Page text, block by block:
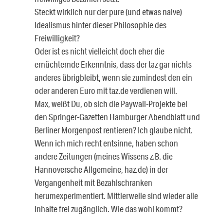
Steckt wirklich nur der pure (und etwas naive)
Idealismus hinter dieser Philosophie des
Freiwilligkeit?
Oder ist es nicht vielleicht doch eher die
ernüchternde Erkenntnis, dass der taz gar nichts
anderes übrigbleibt, wenn sie zumindest den ein
oder anderen Euro mit taz.de verdienen will.
Max, weißt Du, ob sich die Paywall-Projekte bei
den Springer-Gazetten Hamburger Abendblatt und
Berliner Morgenpost rentieren? Ich glaube nicht.
Wenn ich mich recht entsinne, haben schon
andere Zeitungen (meines Wissens z.B. die
Hannoversche Allgemeine, haz.de) in der
Vergangenheit mit Bezahlschranken
herumexperimentiert. Mittlerweile sind wieder alle
Inhalte frei zugänglich. Wie das wohl kommt?